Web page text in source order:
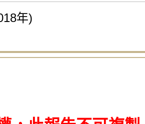
年)